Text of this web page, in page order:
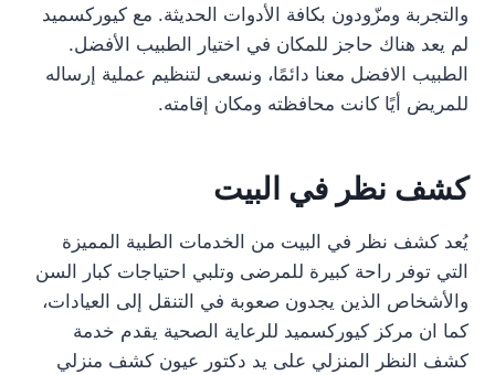
والتجربة ومزّودون بكافة الأدوات الحديثة. مع كيوركسميد
لم يعد هناك حاجز للمكان في اختيار الطبيب الأفضل.
الطبيب الافضل معنا دائمًا، ونسعى لتنظيم عملية إرساله
للمريض أيًا كانت محافظته ومكان إقامته.
كشف نظر في البيت
يُعد كشف نظر في البيت من الخدمات الطبية المميزة
التي توفر راحة كبيرة للمرضى وتلبي احتياجات كبار السن
والأشخاص الذين يجدون صعوبة في التنقل إلى العيادات،
كما ان مركز كيوركسميد للرعاية الصحية يقدم خدمة
كشف النظر المنزلي على يد دكتور عيون كشف منزلي